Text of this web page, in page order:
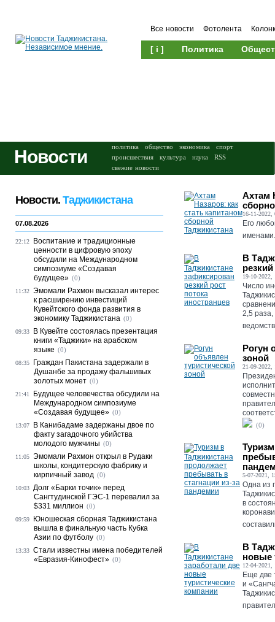
Все новости Фотолента
[ i ] Политика
Новости политика общество экономика
спорт
происшествия
культура наука
RSS
свежие новости
Ахтам
16-11-2022,
Его
В
19-10-2022,
Число
2,5 раза,
Рогун
зоной
21-09-2022,
(0)
5-07-2021,
Одна из
в
В
новые
12-04-2021,
Еще две
и
Новости. Таджикистана
07.08.2026
22:12
Воспитание и традиционные
ценности в цифровую эпоху
обсудили на Международном
симпозиуме «Создавая
будущее» (0)
11:32 Эмомали Рахмон высказал интерес
к расширению инвестиций
Кувейтского фонда развития в
экономику Таджикистана (0)
09:33
В Кувейте состоялась презентация
книги «Таджики» на арабском
языке (0)
08:35
Граждан Пакистана задержали в
Душанбе за продажу фальшивых
золотых монет (0)
21:41
Будущее человечества обсудили на
Международном симпозиуме
«Создавая будущее» (0)
13:07
В Канибадаме задержаны двое по
факту загадочного убийства
молодого мужчины (0)
11:05 Эмомали Рахмон открыл в Рудаки
школы, кондитерскую фабрику и
кирпичный завод (0)
10:03 Долг «Барки точик» перед
Сангтудинской ГЭС-1 перевалил за
$331 миллион (0)
09:59
Юношеская сборная Таджикистана
вышла в финальную часть Кубка
Азии по футболу (0)
13:33 Стали известны имена победителей
«Евразия-Кинофест» (0)